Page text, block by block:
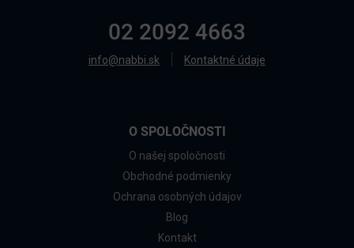
02 2092 4663
info@nabbi.sk Kontaktné údaje
O SPOLOČNOSTI
O našej spoločnosti
Obchodné podmienky
Ochrana osobných údajov
Blog
Kontakt